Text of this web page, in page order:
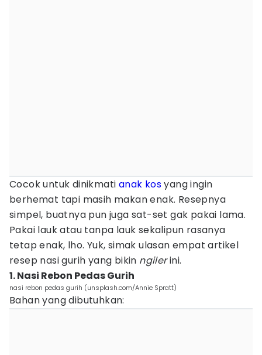
Cocok untuk dinikmati anak kosyang ingin
berhemat tapi masih makan enak. Resepnya
simpel, buatnya pun juga sat-set gak pakai lama.
Pakai lauk atau tanpa lauk sekalipun rasanya
tetap enak, lho. Yuk, simak ulasan empat artikel
resep nasi gurih yang bikin ngilerini.
1. Nasi Rebon Pedas Gurih
nasi rebon pedas gurih (unsplash.com/Annie Spratt)
Bahan yang dibutuhkan: